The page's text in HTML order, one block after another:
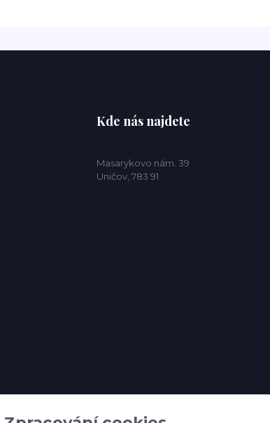
Kde nás najdete
Masarykovo nám. 39
Uničov, 783 91